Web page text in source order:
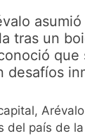
tras un
que
país de la